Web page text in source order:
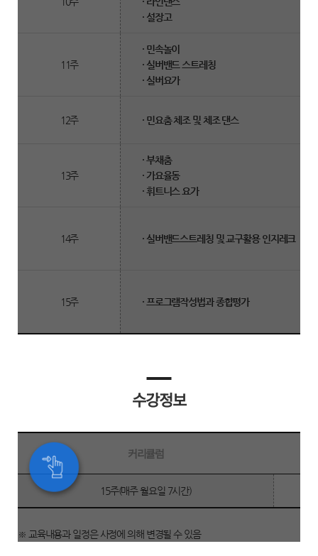
· 설장고
11주
· 민속놀이
· 실버밴드 스트레칭
· 실버요가
12주 · 민요춤 체조 및 체조 댄스
13주
· 부채춤
· 가요율동
· 휘트니스 요가
14주 · 실버밴드스트레칭 및 교구활용 인지레크
15주 · 프로그램작성법과 종합평가
수강정보
수
강
보
커리큘럼
15주(매주 월요일 7시간)
※ 교육내용과 일정은 사정에 의해 변경될 수 있음